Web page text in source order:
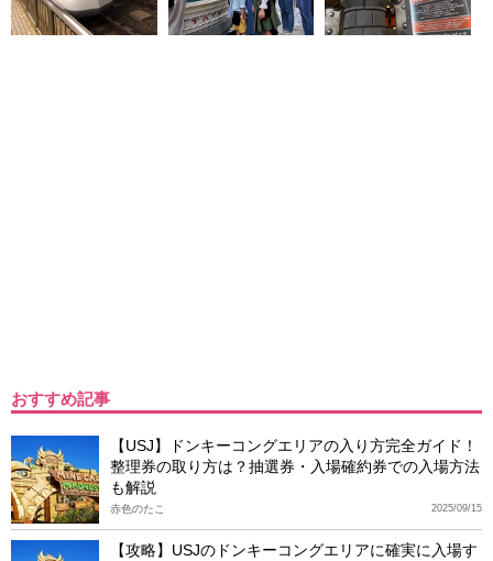
おすすめ記事
【USJ】ドンキーコングエリアの入り方完全ガイド！
整理券の取り方は？抽選券・入場確約券での入場方法
も解説
2025/09/15
赤色のたこ
【攻略】USJのドンキーコングエリアに確実に入場す